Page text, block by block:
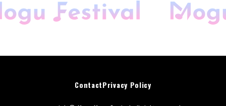
キッチンカー
スペシャルゲスト
DJアーティスト
ContactPrivacy Policy